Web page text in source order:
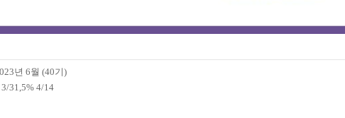
년 6월 (40기)
31,5% 4/14